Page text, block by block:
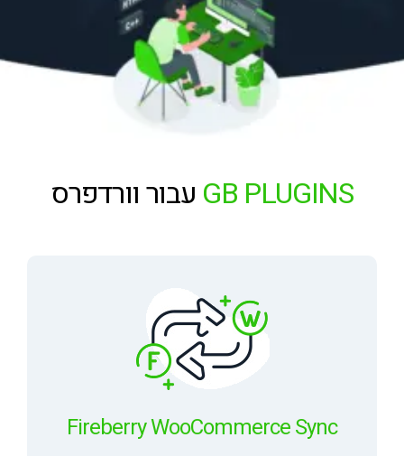
GB PLUGINS עבור וורדפרס
Fireberry WooCommerce Sync